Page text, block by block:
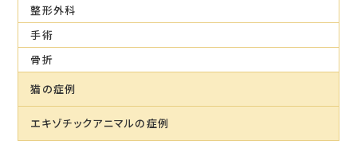
整形外科
手術
骨折
猫の症例
エキゾチックアニマルの症例